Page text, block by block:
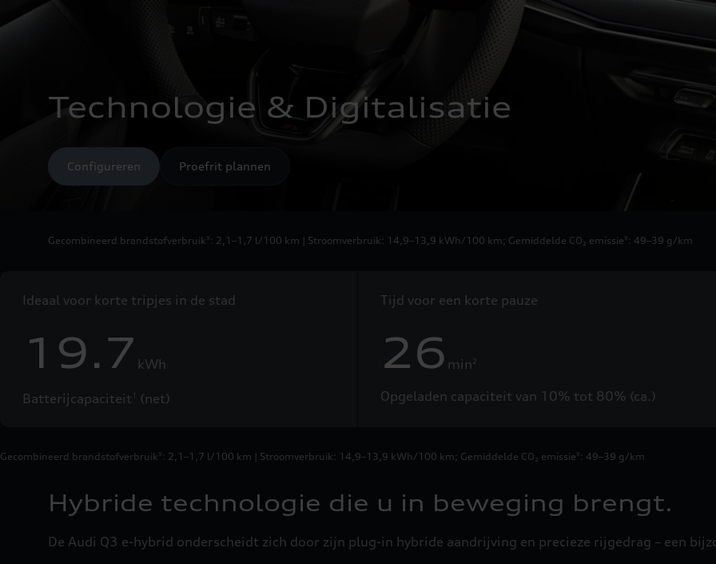
Technologie & Digitalisatie
Configureren Proefrit plannen
Gecombineerd brandstofverbruik 9 : 2,1–1,7 l/100 km | Stroomverbruik: 14,9–13,9 kWh/100 km; Gemiddelde CO₂ emissie 9 : 49–39 g/km
Ideaal voor korte tripjes in de stad
19.7 kWh
Batterijcapaciteit 1 (net)
Tijd voor een korte pauze
26 min2
Opgeladen capaciteit van 10% tot 80% (ca.)
Gecombineerd brandstofverbruik 9 : 2,1–1,7 l/100 km | Stroomverbruik: 14,9–13,9 kWh/100 km; Gemiddelde CO₂ emissie 9 : 49–39 g/km
Hybride technologie die u in beweging brengt.
De Audi Q3 e-hybrid onderscheidt zich door zijn plug-in hybride aandrijving en precieze rijgedrag – een